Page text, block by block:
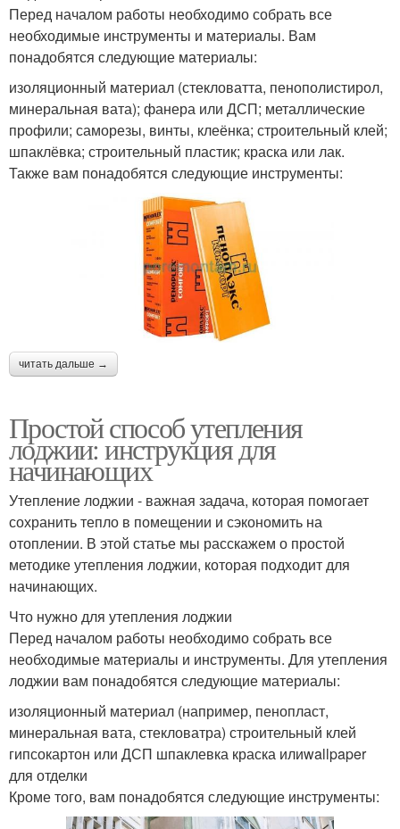
Перед началом работы необходимо собрать все
необходимые инструменты и материалы. Вам
понадобятся следующие материалы:
изоляционный материал (стекловатта, пенополистирол,
минеральная вата); фанера или ДСП; металлические
профили; саморезы, винты, клеёнка; строительный клей;
шпаклёвка; строительный пластик; краска или лак.
Также вам понадобятся следующие инструменты:
читать дальше →
Простой способ утепления
лоджии: инструкция для
начинающих
Утепление лоджии - важная задача, которая помогает
сохранить тепло в помещении и сэкономить на
отоплении. В этой статье мы расскажем о простой
методике утепления лоджии, которая подходит для
начинающих.
Что нужно для утепления лоджии
Перед началом работы необходимо собрать все
необходимые материалы и инструменты. Для утепления
лоджии вам понадобятся следующие материалы:
изоляционный материал (например, пенопласт,
минеральная вата, стекловатра) строительный клей
гипсокартон или ДСП шпаклевка краска илиwallpaper
для отделки
Кроме того, вам понадобятся следующие инструменты: